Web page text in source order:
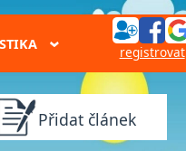
› registrovat
Přidat článek